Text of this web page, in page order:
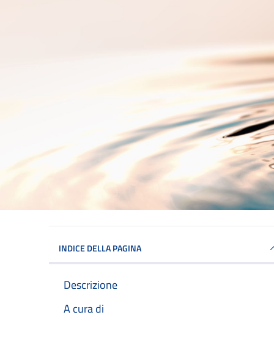
INDICE DELLA PAGINA
Descrizione
A cura di